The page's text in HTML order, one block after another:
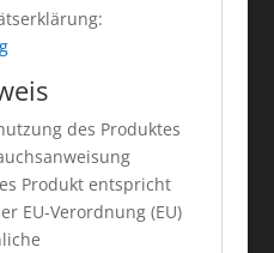
des Produktes
Produkt entspricht
EU-Verordnung (EU)